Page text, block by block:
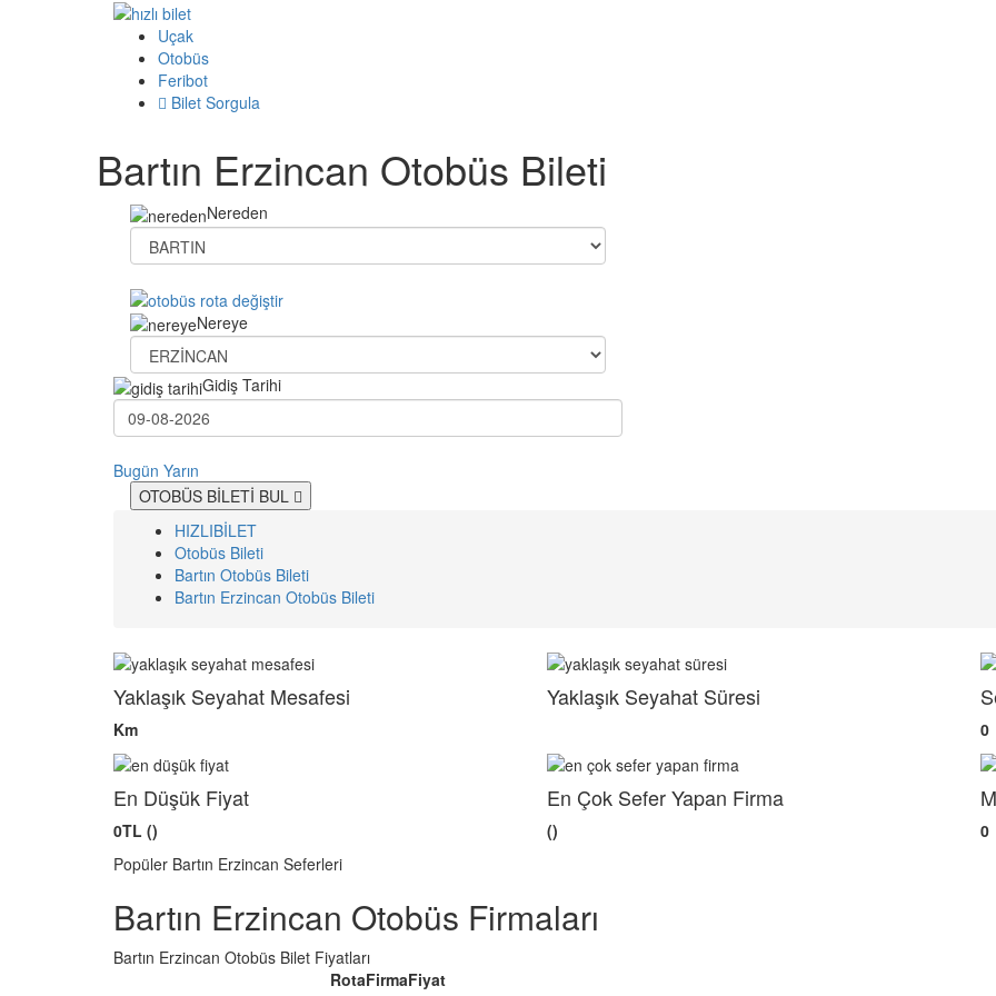
Uçak
Otobüs
Feribot
Bilet Sorgula
Bartın Erzincan Otobüs Bileti
Nereden
Nereye
Gidiş Tarihi
Bugün Yarın
OTOBÜS BİLETİ BUL
HIZLIBİLET
Otobüs Bileti
Bartın Otobüs Bileti
Bartın Erzincan Otobüs Bileti
Yaklaşık Seyahat Mesafesi
Km
Yaklaşık Seyahat Süresi
0
En Düşük Fiyat
0TL ()
En Çok Sefer Yapan Firma
()
0
Popüler Bartın Erzincan Seferleri
Bartın Erzincan Otobüs Firmaları
Bartın Erzincan Otobüs Bilet Fiyatları
RotaFirmaFiyat